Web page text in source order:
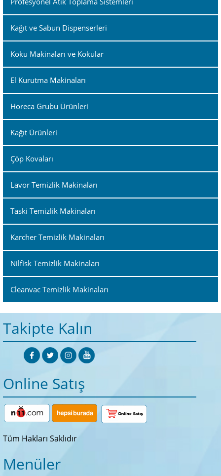
Kağıt ve Sabun Dispenserleri
Koku Makinaları ve Kokular
El Kurutma Makinaları
Horeca Grubu Ürünleri
Kağıt Ürünleri
Çöp Kovaları
Lavor Temizlik Makinaları
Taski Temizlik Makinaları
Karcher Temizlik Makinaları
Nilfisk Temizlik Makinaları
Cleanvac Temizlik Makinaları
Takipte Kalın
Online Satış
Tüm Hakları Saklıdır
Menüler